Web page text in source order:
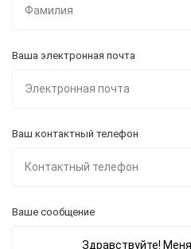
Ваша электронная почта
Ваш контактный телефон
Ваше сообщение